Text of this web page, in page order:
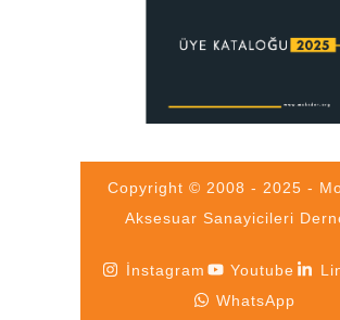
Copyright © 2008 - 2025 -
Aksesuar Sanayicileri
İnstagram Youtube
WhatsApp